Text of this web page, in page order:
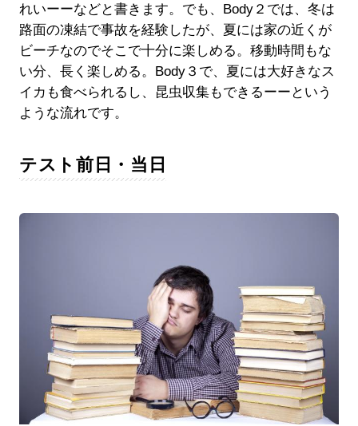
れいーーなどと書きます。でも、Body２では、冬は
路面の凍結で事故を経験したが、夏には家の近くが
ビーチなのでそこで十分に楽しめる。移動時間もな
い分、長く楽しめる。Body３で、夏には大好きなス
イカも食べられるし、昆虫収集もできるーーという
ような流れです。
テスト前日・当日